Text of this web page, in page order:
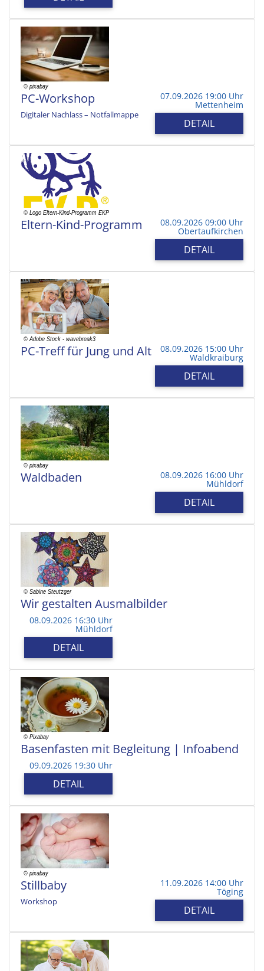
PC-Workshop
Digitaler Nachlass – Notfallmappe
07.09.2026 19:00 Uhr
Mettenheim
DETAIL
Eltern-Kind-Programm 08.09.2026 09:00 Uhr
Obertaufkirchen
DETAIL
PC-Treff für Jung und Alt 08.09.2026 15:00 Uhr
Waldkraiburg
DETAIL
Waldbaden 08.09.2026 16:00 Uhr
Mühldorf
DETAIL
Wir gestalten Ausmalbilder
08.09.2026 16:30 Uhr
Mühldorf
DETAIL
Basenfasten mit Begleitung | Infoabend
09.09.2026 19:30 Uhr
DETAIL
Stillbaby
Workshop
11.09.2026 14:00 Uhr
Töging
DETAIL